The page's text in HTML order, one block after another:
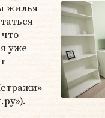
жилья
уже
).